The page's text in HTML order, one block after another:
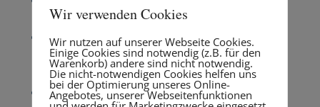
Ingenieur, Techniker oder Meister
abgeschlossene Ausbildung als
Fachkraft für Arbeitssicherheit durch die
Berufsgenossenschaft
gesundheitliche Eignung gemäß
Wir verwenden Cookies
Wir nutzen auf unserer Webseite Cookies.
Einige Cookies sind notwendig (z.B. für den
Warenkorb) andere sind nicht notwendig.
Die nicht-notwendigen Cookies helfen uns
bei der Optimierung unseres Online-
Angebotes, unserer Webseitenfunktionen